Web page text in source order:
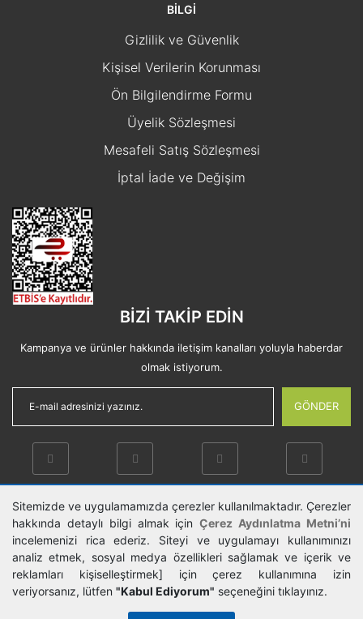
BİLGİ
Gizlilik ve Güvenlik
Kişisel Verilerin Korunması
Ön Bilgilendirme Formu
Üyelik Sözleşmesi
Mesafeli Satış Sözleşmesi
İptal İade ve Değişim
BİZİ TAKİP EDİN
Kampanya ve ürünler hakkında iletişim kanalları yoluyla haberdar
olmak istiyorum.
GÖNDER
Copyright © 2019. Tüm Hakkı Saklıdır.
Kredi kartı bilgileriniz 256bit SSL
sertifikası ile korunmaktadır.
IdeaSoft ® Paketleri ile hazırlanmıştır.
Sitemizde ve uygulamamızda çerezler kullanılmaktadır. Çerezler
hakkında detaylı bilgi almak içinÇerez Aydınlatma Metni’ni
incelemenizi rica ederiz. Siteyi ve uygulamayı kullanımınızı
analiz etmek, sosyal medya özellikleri sağlamak ve içerik ve
reklamları kişiselleştirmek] için çerez kullanımına izin
veriyorsanız, lütfen "Kabul Ediyorum" seçeneğini tıklayınız.